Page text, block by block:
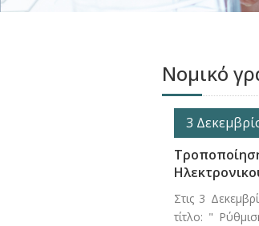
Νομικό
3
Στις 3
τίτλο: "